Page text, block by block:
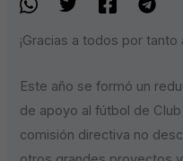
¡Gracias a todos por tanto
Este año se formó un
de apoyo al fútbol de
comisión directiva no